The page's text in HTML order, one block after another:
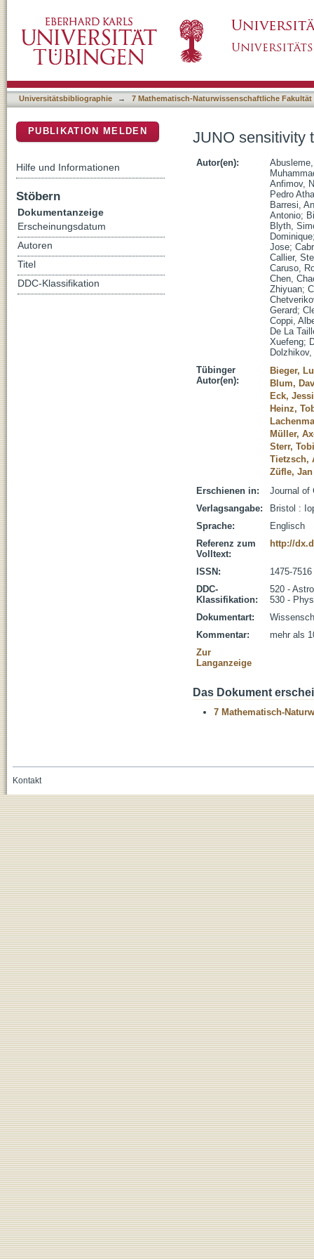
Universitätsbibliographie → 7 Mathematisch-Naturwissenschaftliche Fakultät
JUNO sensitivity
Autor(en):
Anfimov,
Pedro
Barresi,
Antonio;
Blyth,
Dominique
Jose;
Callier,
Caruso,
Chen,
Zhiyuan;
Gerard;
Coppi,
De La
Xuefeng;
Tübinger
Autor(en):
Bieger,
Blum,
Eck,
Heinz,
Müller,
Sterr,
Tietzsch,
Züfle, Jan
Erschienen in:
Journal of
Verlagsangabe:
Bristol :
Sprache:
Englisch
Referenz zum
Volltext:
http://
ISSN:
1475-7516
DDC-
Klassifikation:
520 -
530 -
Dokumentart:
Kommentar:
mehr als
Zur
Langanzeige
Das Dokument
7 Mathematisch-
PUBLIKATION MELDEN
Hilfe und Informationen
Stöbern
Dokumentanzeige
Erscheinungsdatum
Autoren
Titel
DDC-Klassifikation
Kontakt